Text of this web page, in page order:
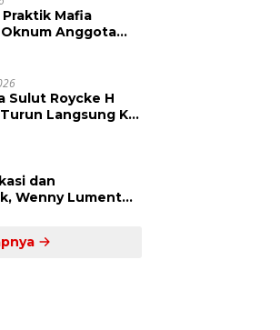
Mafia
Anggota
Sulut Roycke H
Langsung Ke
dan
Wenny Lumentut